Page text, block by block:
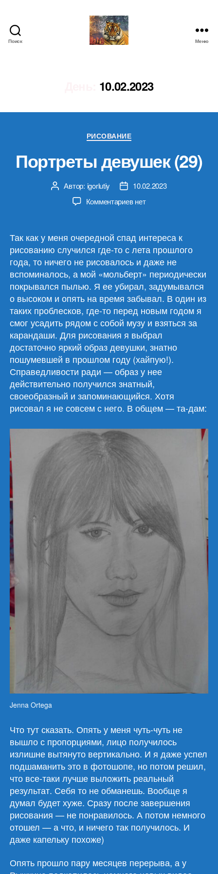
Поиск Меню
10.02.2023
Рубрики
РИСОВАНИЕ
Портреты девушек (29)
Автор
записи
Автор: igorlutiy
Дата10.02.2023
Комментариевк
(29)
нет
Так как у меня очередной спад интереса к
рисованию случился где-то с лета прошлого
года, то ничего не рисовалось и даже не
вспоминалось, а мой «мольберт» периодически
покрывался пылью. Я ее убирал, задумывался
о высоком и опять на время забывал. В один из
таких проблесков, где-то перед новым годом я
смог усадить рядом с собой музу и взяться за
карандаши. Для рисования я выбрал
достаточно яркий образ девушки, знатно
пошумевшей в прошлом году (хайпую!).
Справедливости ради — образ у нее
действительно получился знатный,
своеобразный и запоминающийся. Хотя
рисовал я не совсем с него. В общем — та-дам:
Jenna Ortega
Что тут сказать. Опять у меня чуть-чуть не
вышло с пропорциями, лицо получилось
излишне вытянуто вертикально. И я даже успел
подшаманить это в фотошопе, но потом решил,
что все-таки лучше выложить реальный
результат. Себя то не обманешь. Вообще я
думал будет хуже. Сразу после завершения
рисования — не понравилось. А потом немного
отошел — а что, и ничего так получилось. И
даже капельку похоже)
Опять прошло пару месяцев перерыва, а у